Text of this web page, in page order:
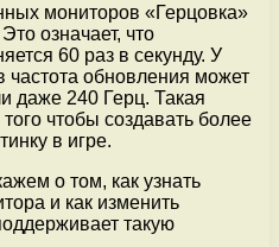
мониторов «Герцовка»
означает, что
60 раз в секунду. У
частота обновления может
даже 240 Герц. Такая
чтобы создавать более
в игре.
о том, как узнать
и как изменить
такую